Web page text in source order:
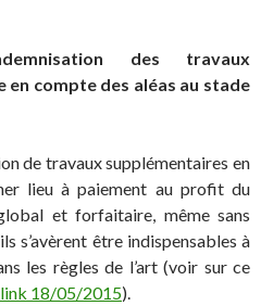
des travaux
compte des aléas au stade
de travaux supplémentaires en
lieu à paiement au profit du
et forfaitaire, même sans
s’avèrent être indispensables à
les règles de l’art (voir sur ce
18/05/2015).